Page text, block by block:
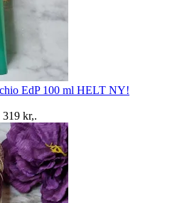
EdP 100 ml HELT NY!
319 kr,.